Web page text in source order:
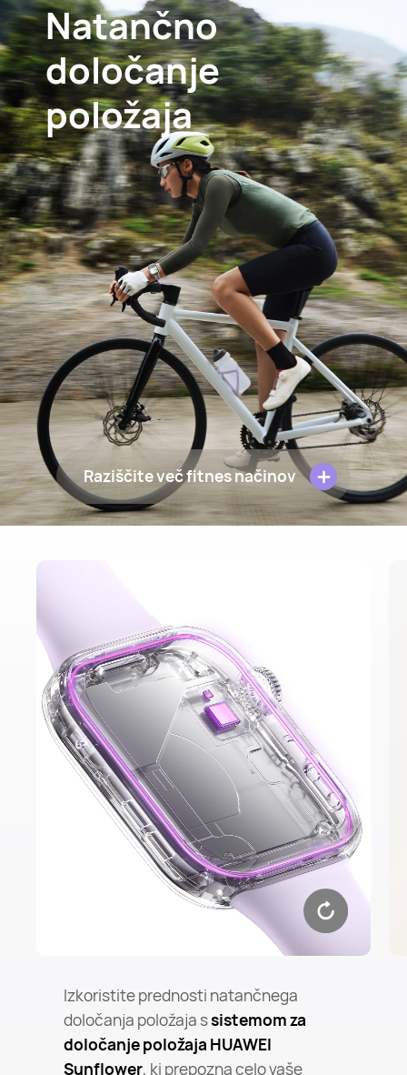
Natančno
določanje
položaja
Raziščite več fitnes načinov
Izkoristite prednosti natančnega
določanja položaja ssistemom za
določanje položaja HUAWEI
Sunflower, ki prepozna celo vaše